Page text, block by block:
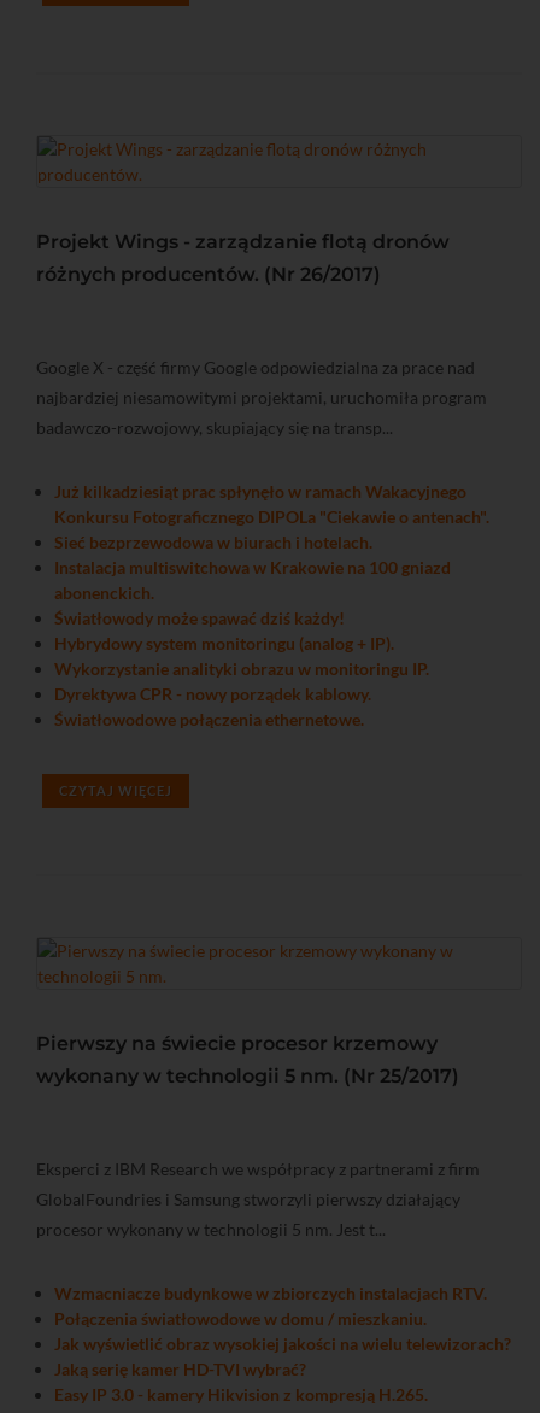
Projekt Wings - zarządzanie flotą dronów
różnych producentów. (Nr 26/2017)
Google X - część firmy Google odpowiedzialna za prace nad
najbardziej niesamowitymi projektami, uruchomiła program
badawczo-rozwojowy, skupiający się na transp...
Już kilkadziesiąt prac spłynęło w ramach Wakacyjnego
Konkursu Fotograficznego DIPOLa "Ciekawie o antenach".
Sieć bezprzewodowa w biurach i hotelach.
Instalacja multiswitchowa w Krakowie na 100 gniazd
abonenckich.
Światłowody może spawać dziś każdy!
Hybrydowy system monitoringu (analog + IP).
Wykorzystanie analityki obrazu w monitoringu IP.
Dyrektywa CPR - nowy porządek kablowy.
Światłowodowe połączenia ethernetowe.
CZYTAJ WIĘCEJ
Pierwszy na świecie procesor krzemowy
wykonany w technologii 5 nm. (Nr 25/2017)
Eksperci z IBM Research we współpracy z partnerami z firm
GlobalFoundries i Samsung stworzyli pierwszy działający
procesor wykonany w technologii 5 nm. Jest t...
Wzmacniacze budynkowe w zbiorczych instalacjach RTV.
Połączenia światłowodowe w domu / mieszkaniu.
Jak wyświetlić obraz wysokiej jakości na wielu telewizorach?
Jaką serię kamer HD-TVI wybrać?
Easy IP 3.0 - kamery Hikvision z kompresją H.265.